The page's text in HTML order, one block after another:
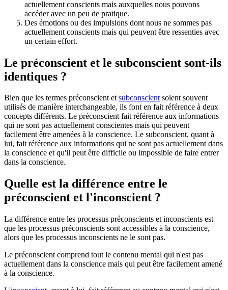
actuellement conscients mais auxquelles nous pouvons
accéder avec un peu de pratique.
Des émotions ou des impulsions dont nous ne sommes pas
actuellement conscients mais qui peuvent être ressenties avec
un certain effort.
Le préconscient et le subconscient sont-ils
identiques ?
Bien que les termes préconscient etsubconscientsoient souvent
utilisés de manière interchangeable, ils font en fait référence à deux
concepts différents. Le préconscient fait référence aux informations
qui ne sont pas actuellement conscientes mais qui peuvent
facilement être amenées à la conscience. Le subconscient, quant à
lui, fait référence aux informations qui ne sont pas actuellement dans
la conscience et qu'il peut être difficile ou impossible de faire entrer
dans la conscience.
Quelle est la différence entre le
préconscient et l'inconscient ?
La différence entre les processus préconscients et inconscients est
que les processus préconscients sont accessibles à la conscience,
alors que les processus inconscients ne le sont pas.
Le préconscient comprend tout le contenu mental qui n'est pas
actuellement dans la conscience mais qui peut être facilement amené
à la conscience.